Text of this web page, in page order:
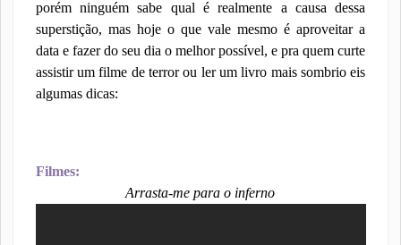
porém ninguém sabe qual é realmente a causa dessa
superstição, mas hoje o que vale mesmo é aproveitar a
data e fazer do seu dia o melhor possível, e pra quem curte
assistir um filme de terror ou ler um livro mais sombrio eis
algumas dicas:
Filmes:
Arrasta-me para o inferno